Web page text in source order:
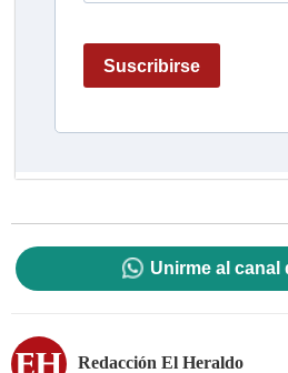
Unirme al canal
Redacción El Heraldo